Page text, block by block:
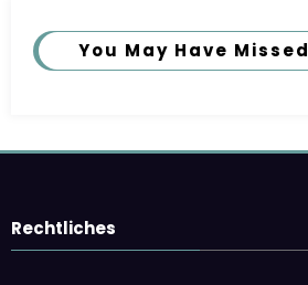
You May Have Missed
Rechtliches